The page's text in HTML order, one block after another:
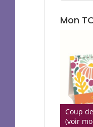
Mon
Coup
(voir